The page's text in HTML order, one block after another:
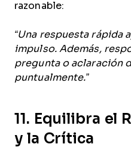
razonable:
“Una respuesta rápida
impulso. Además,
pregunta o aclaración
puntualmente.”
11. Equilibra el
y la Crítica